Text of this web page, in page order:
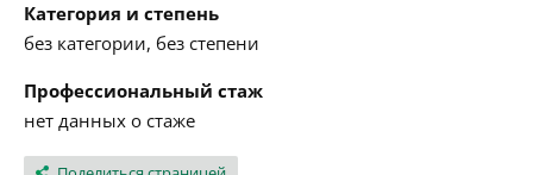
Категория и степень
без категории, без степени
Профессиональный стаж
нет данных о стаже